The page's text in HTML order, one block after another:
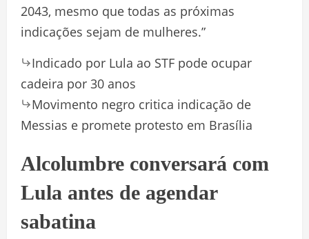
2043, mesmo que todas as próximas
indicações sejam de mulheres.”
Indicado por Lula ao STF pode ocupar
cadeira por 30 anos
Movimento negro critica indicação de
Messias e promete protesto em Brasília
Alcolumbre conversará com
Lula antes de agendar
sabatina